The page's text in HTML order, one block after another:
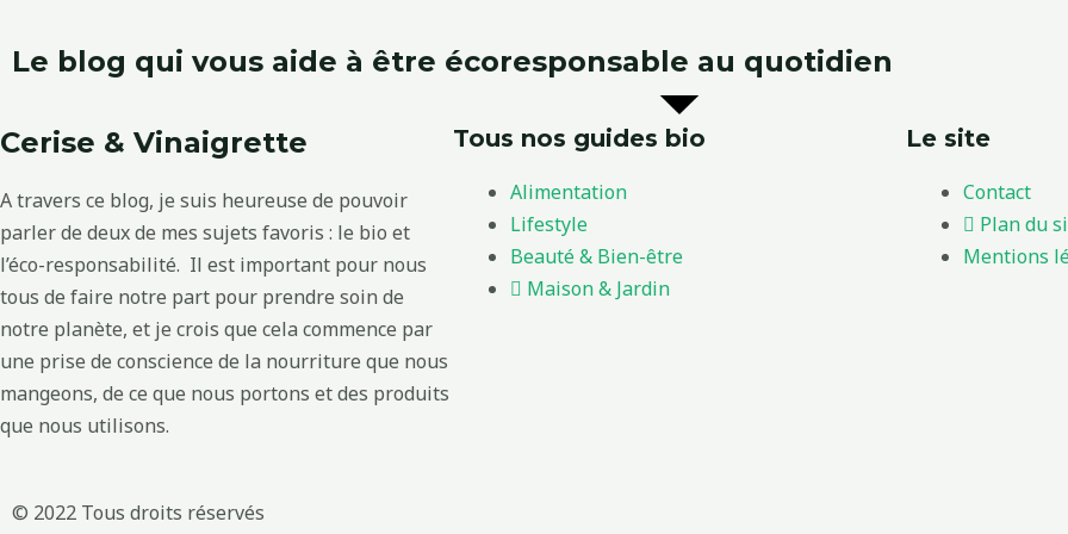
Le blog qui vous aide à être écoresponsable au quotidien
Cerise & Vinaigrette
A travers ce blog, je suis heureuse de pouvoir
parler de deux de mes sujets favoris : le bio et
l’éco-responsabilité. Il est important pour nous
tous de faire notre part pour prendre soin de
notre planète, et je crois que cela commence par
une prise de conscience de la nourriture que nous
mangeons, de ce que nous portons et des produits
que nous utilisons.
Tous nos guides bio
Alimentation
Lifestyle
Beauté & Bien-être
Maison & Jardin
Le site
Contact
Plan du
Mentions
© 2022 Tous droits réservés